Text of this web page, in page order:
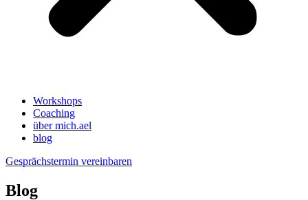
Workshops
Coaching
über mich.ael
blog
Gesprächstermin vereinbaren
Blog